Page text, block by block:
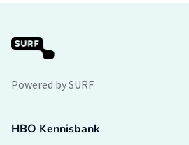
Powered by SURF
HBO Kennisbank